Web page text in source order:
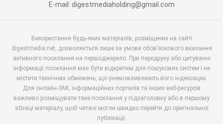
E-mail: digestmediaholding@gmail.com
Використання будь-яких матеріалів, розміщених на сайті
digestmedia.net, дозволяється лише за умови обов’язкового вказання
активного посилання на першоджерело. При передруку або цитуванні
інформації посилання має бути відкритим для пошукових систем і не
містити технічних обмежень, що унеможливлюють його індексацію.
Для онлайн-ЗМІ, інформаційних порталів та інших веб-ресурсів
важливо розміщувати таке посилання у підзаголовку або в першому
абзаці матеріалу, щоб читачі могли швидко перейти до оригінальної
публікації.